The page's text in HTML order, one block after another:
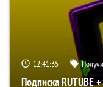
12:41:34
Подписка RUTUBE